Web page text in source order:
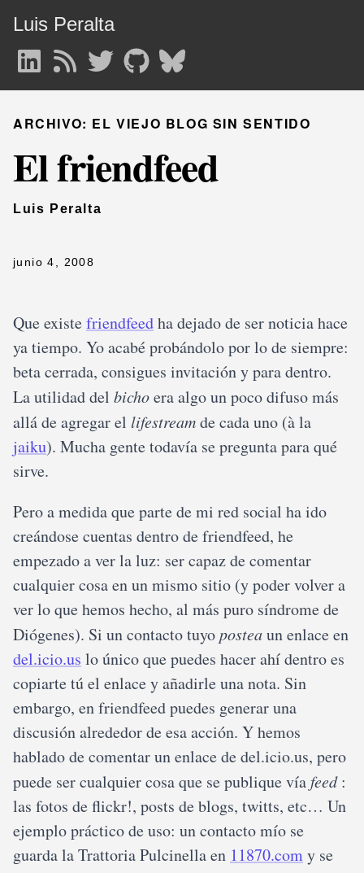
Luis Peralta
ARCHIVO: EL VIEJO BLOG SIN SENTIDO
El friendfeed
Luis Peralta
junio 4, 2008
Que existefriendfeedha dejado de ser noticia hace
ya tiempo. Yo acabé probándolo por lo de siempre:
beta cerrada, consigues invitación y para dentro.
La utilidad del bichoera algo un poco difuso más
allá de agregar el lifestreamde cada uno (à la
jaiku). Mucha gente todavía se pregunta para qué
sirve.
Pero a medida que parte de mi red social ha ido
creándose cuentas dentro de friendfeed, he
empezado a ver la luz: ser capaz de comentar
cualquier cosa en un mismo sitio (y poder volver a
ver lo que hemos hecho, al más puro síndrome de
Diógenes). Si un contacto tuyoposteaun enlace en
del.icio.us lo único que puedes hacer ahí dentro es
copiarte tú el enlace y añadirle una nota. Sin
embargo, en friendfeed puedes generar una
discusión alrededor de esa acción. Y hemos
hablado de comentar un enlace de del.icio.us, pero
puede ser cualquier cosa que se publique víafeed:
las fotos de flickr!, posts de blogs, twitts, etc… Un
ejemplo práctico de uso: un contacto mío se
guarda la Trattoria Pulcinella en 11870.comy se